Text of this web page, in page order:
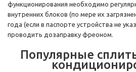
функционирования необходимо
внутренних блоков (по мере их
года (если в паспорте устройства не
проводить дозаправку фреоном.
Популярные